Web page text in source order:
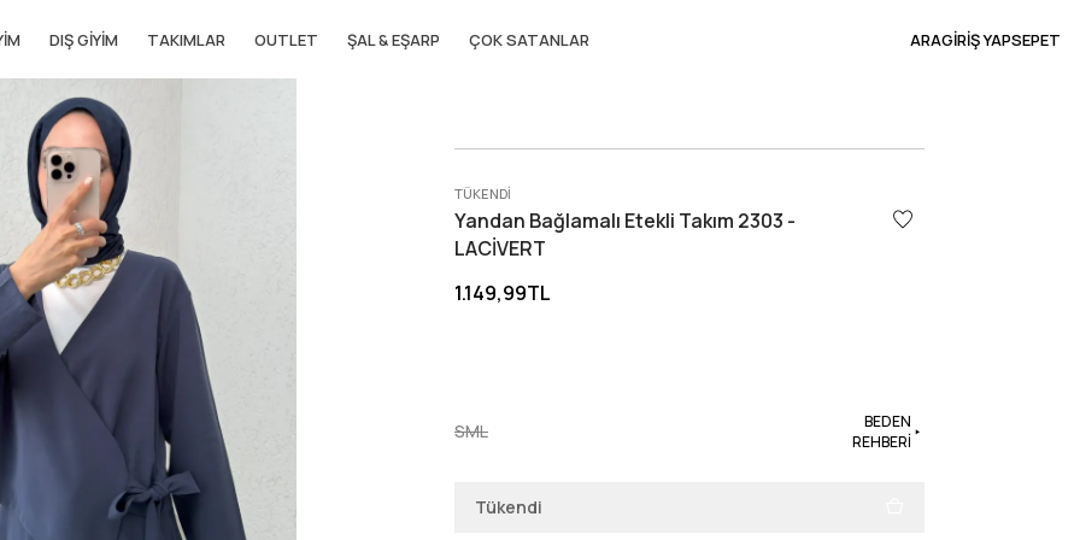
DIŞ GIYIM TAKIMLAR OUTLET ŞAL & EŞARP ÇOK SATANLAR ARAGİRİŞ YAPSEPET
TÜKENDI
Yandan Bağlamalı Etekli Takım 2303 -
LACİVERT
1.149,99TL
SML
BEDEN
REHBERİ
Tükendi